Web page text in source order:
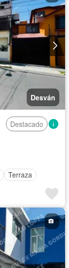
Desván
Destacado
Terraza